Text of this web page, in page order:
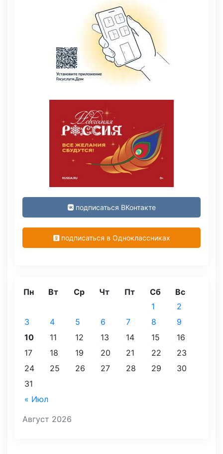
подписаться ВКонтакте
подписаться в Одноклассниках
Август 2026
Пн Вт Ср Чт Пт Сб Вс
« Июл
1
2
3
4 5 6 7 8
9
10
11 12 13 14 15
16
17
18 19 20 21 22
23
24
25 26 27 28 29
30
31